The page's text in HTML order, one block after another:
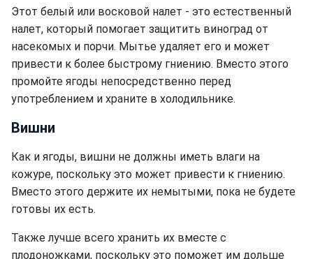
Этот белый или восковой налет - это естественный
налет, который помогает защитить виноград от
насекомых и порчи. Мытье удаляет его и может
привести к более быстрому гниению. Вместо этого
промойте ягоды непосредственно перед
употреблением и храните в холодильнике.
Вишни
Как и ягоды, вишни не должны иметь влаги на
кожуре, поскольку это может привести к гниению.
Вместо этого держите их немытыми, пока не будете
готовы их есть.
Также лучше всего хранить их вместе с
плодоножками, поскольку это поможет им дольше